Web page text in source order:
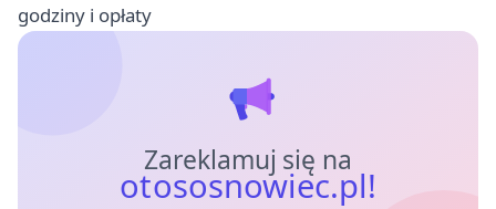
godziny i opłaty
Zareklamuj się na
otososnowiec.pl!